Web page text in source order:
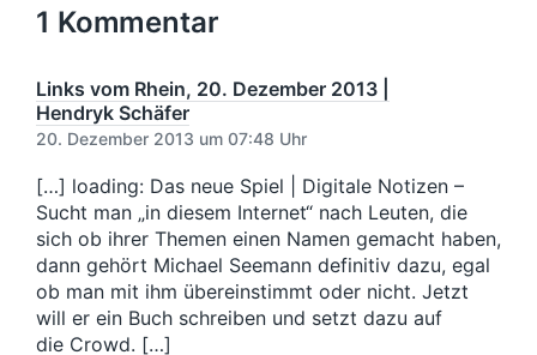
d
t
u
m
i
g
B
e
i
r
a
g
:
s
t
r
B
e
t
r
a
g
:
1 Kommentar
Links vom Rhein, 20. Dezember 2013 |
Hendryk Schäfer
20. Dezember 2013 um 07:48 Uhr
[…] loading: Das neue Spiel | Digi­tale Noti­zen –
Sucht man „in die­sem Inter­net“ nach Leu­ten, die
sich ob ihrer The­men einen Namen gemacht haben,
dann gehört Michael See­mann defi­ni­tiv dazu, egal
ob man mit ihm überein­stimmt oder nicht. Jetzt
will er ein Buch schrei­ben und setzt dazu auf
die Crowd. […]